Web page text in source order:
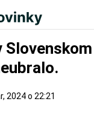
2024 o 22:21